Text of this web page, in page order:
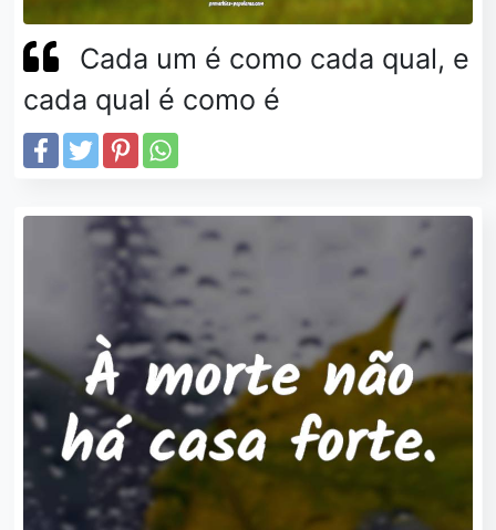
Cada um é como cada qual, e
cada qual é como é